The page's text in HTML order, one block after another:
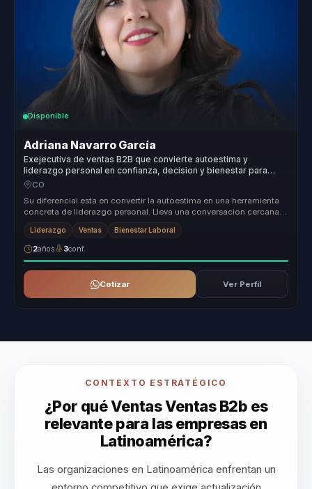
Disponible
Adriana Navarro García
Exejecutiva de ventas B2B que convierte autoestima y
liderazgo personal en confianza, decision y bienestar para
lideres.
CO
Su diferencial esta en convertir la autoestima en una herramienta
concreta de liderazgo personal. Lleva una conversacion cercana y
movili...
Liderazgo Ventas Bienestar Laboral
2años 3conf.
Cotizar Ver Perfil
CONTEXTO ESTRATÉGICO
¿Por qué Ventas Ventas B2b es
relevante para las empresas en
Latinoamérica?
Las organizaciones en Latinoamérica enfrentan un